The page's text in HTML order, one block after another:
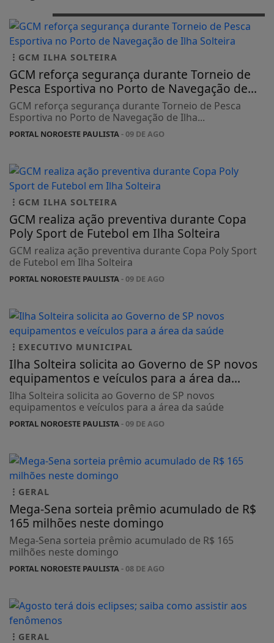
GCM ILHA SOLTEIRA
GCM reforça segurança durante Torneio de
Pesca Esportiva no Porto de Navegação de...
GCM reforça segurança durante Torneio de Pesca
Esportiva no Porto de Navegação de Ilha...
PORTAL NOROESTE PAULISTA- 09 DE AGO
GCM ILHA SOLTEIRA
GCM realiza ação preventiva durante Copa
Poly Sport de Futebol em Ilha Solteira
GCM realiza ação preventiva durante Copa Poly Sport
de Futebol em Ilha Solteira
PORTAL NOROESTE PAULISTA- 09 DE AGO
EXECUTIVO MUNICIPAL
Ilha Solteira solicita ao Governo de SP novos
equipamentos e veículos para a área da...
Ilha Solteira solicita ao Governo de SP novos
equipamentos e veículos para a área da saúde
PORTAL NOROESTE PAULISTA- 09 DE AGO
GERAL
Mega-Sena sorteia prêmio acumulado de R$
165 milhões neste domingo
Mega-Sena sorteia prêmio acumulado de R$ 165
milhões neste domingo
PORTAL NOROESTE PAULISTA- 08 DE AGO
GERAL